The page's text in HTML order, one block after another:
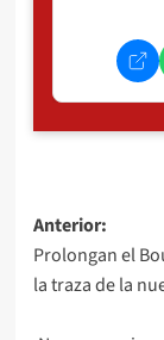
de
Anterior:
Prolongan el
la traza de la